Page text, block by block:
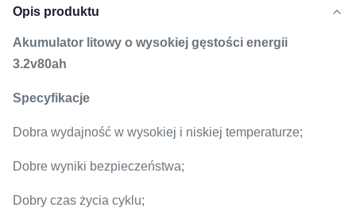
Opis produktu
Akumulator litowy o wysokiej gęstości energii
3.2v80ah
Specyfikacje
Dobra wydajność w wysokiej i niskiej temperaturze;
Dobre wyniki bezpieczeństwa;
Dobry czas życia cyklu;